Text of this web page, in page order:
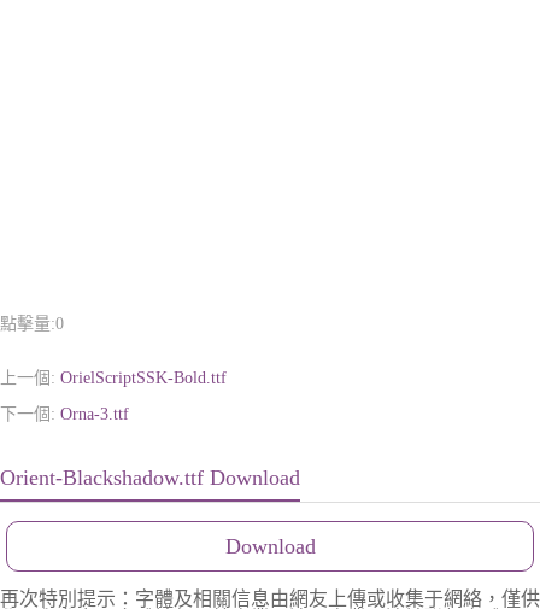
點擊量:0
上一個: OrielScriptSSK-Bold.ttf
下一個: Orna-3.ttf
Orient-Blackshadow.ttf Download
Download
再次特別提示：字體及相關信息由網友上傳或收集于網絡，僅供